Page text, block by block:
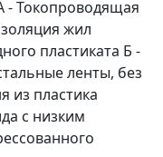
- Токопроводящая
жил
пластиката Б -
ленты, без
из пластика
с низким